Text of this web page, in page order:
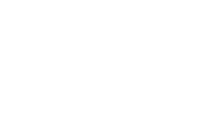
Bestellingen worden